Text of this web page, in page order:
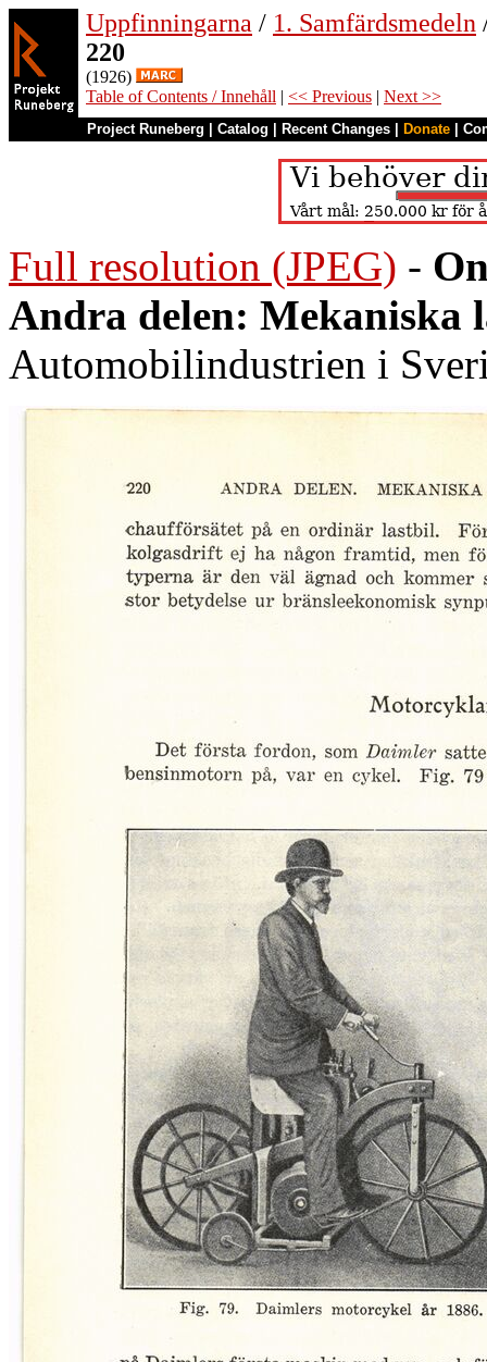
Uppfinningarna / 1. Samfärdsmedeln
220
(1926)
Table of Contents / Innehåll | << Previous | Next >>
Project Runeberg Catalog Recent Changes Donate
Full resolution (JPEG) -
Andra delen: Mekaniska
Automobilindustrien i